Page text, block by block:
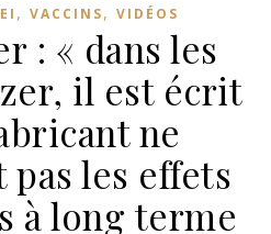
, VACCINS, VIDÉOS
: « dans les
il est écrit
ne
pas les effets
à long terme